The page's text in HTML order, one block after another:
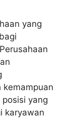
yang
kemampuan
yang
karyawan